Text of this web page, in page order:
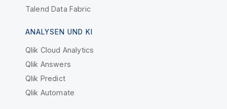
Talend Data Fabric
ANALYSEN UND KI
Qlik Cloud Analytics
Qlik Answers
Qlik Predict
Qlik Automate